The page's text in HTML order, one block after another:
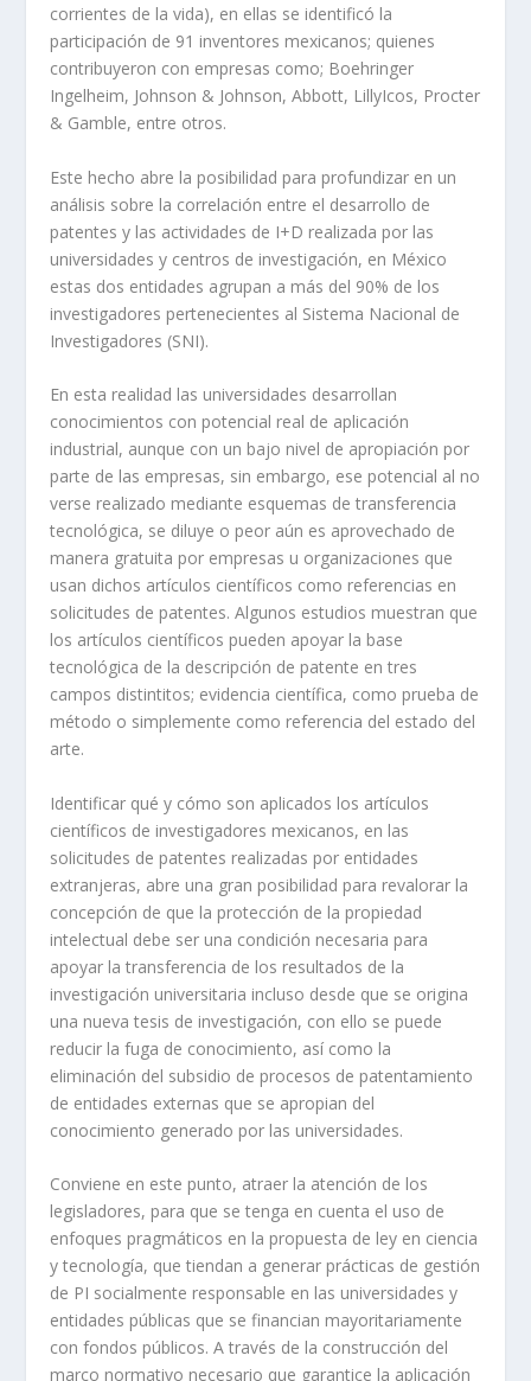
corrientes de la vida), en ellas se identificó la
participación de 91 inventores mexicanos; quienes
contribuyeron con empresas como; Boehringer
Ingelheim, Johnson & Johnson, Abbott, LillyIcos, Procter
& Gamble, entre otros.
Este hecho abre la posibilidad para profundizar en un
análisis sobre la correlación entre el desarrollo de
patentes y las actividades de I+D realizada por las
universidades y centros de investigación, en México
estas dos entidades agrupan a más del 90% de los
investigadores pertenecientes al Sistema Nacional de
Investigadores (SNI).
En esta realidad las universidades desarrollan
conocimientos con potencial real de aplicación
industrial, aunque con un bajo nivel de apropiación por
parte de las empresas, sin embargo, ese potencial al no
verse realizado mediante esquemas de transferencia
tecnológica, se diluye o peor aún es aprovechado de
manera gratuita por empresas u organizaciones que
usan dichos artículos científicos como referencias en
solicitudes de patentes. Algunos estudios muestran que
los artículos científicos pueden apoyar la base
tecnológica de la descripción de patente en tres
campos distintitos; evidencia científica, como prueba de
método o simplemente como referencia del estado del
arte.
Identificar qué y cómo son aplicados los artículos
científicos de investigadores mexicanos, en las
solicitudes de patentes realizadas por entidades
extranjeras, abre una gran posibilidad para revalorar la
concepción de que la protección de la propiedad
intelectual debe ser una condición necesaria para
apoyar la transferencia de los resultados de la
investigación universitaria incluso desde que se origina
una nueva tesis de investigación, con ello se puede
reducir la fuga de conocimiento, así como la
eliminación del subsidio de procesos de patentamiento
de entidades externas que se apropian del
conocimiento generado por las universidades.
Conviene en este punto, atraer la atención de los
legisladores, para que se tenga en cuenta el uso de
enfoques pragmáticos en la propuesta de ley en ciencia
y tecnología, que tiendan a generar prácticas de gestión
de PI socialmente responsable en las universidades y
entidades públicas que se financian mayoritariamente
con fondos públicos. A través de la construcción del
marco normativo necesario que garantice la aplicación